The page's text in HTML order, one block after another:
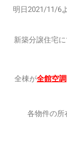
明日2021/11/6
新築分譲住宅に
全棟が全館空調
各物件の所